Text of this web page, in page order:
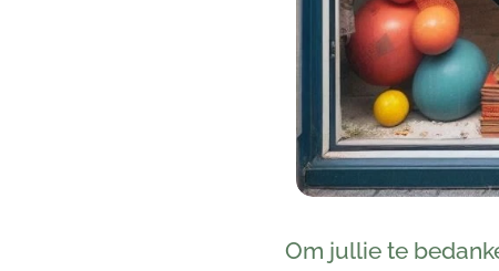
Om jullie te